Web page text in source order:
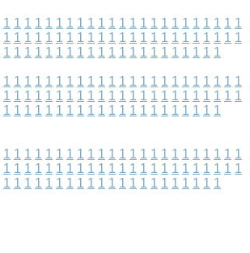
1 1 1 1 1 1 1 1 1 1 1 1 1 1 1 1 1 1 1 1 1 1 1
1 1 1 1 1 1 1 1 1 1 1 1 1 1 1 1 1 1 1 1 1 1 1
1 1 1 1 1 1 1 1 1 1 1 1 1 1 1 1 1 1 1 1 1
1 1 1 1 1 1 1 1 1 1 1 1 1 1 1 1 1 1 1 1 1 1 1
1 1 1 1 1 1 1 1 1 1 1 1 1 1 1 1 1 1 1 1 1 1 1
1 1 1 1 1 1 1 1 1 1 1 1 1 1 1 1 1 1 1 1 1
1 1 1 1 1 1 1 1 1 1 1 1 1 1 1 1 1 1 1 1 1 1 1
1 1 1 1 1 1 1 1 1 1 1 1 1 1 1 1 1 1 1 1 1 1 1
1 1 1 1 1 1 1 1 1 1 1 1 1 1 1 1 1 1 1 1 1